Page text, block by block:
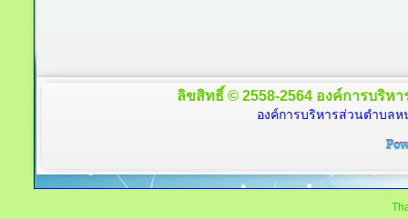
ลิขสิทธิ์ © 2558-2564 องค์การบริห
องค์การบริหารส่วนตำบลห